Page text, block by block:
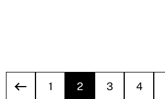
1 2 3 4